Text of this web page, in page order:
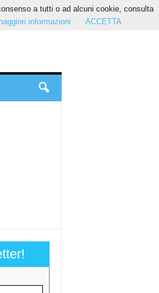
a tutti o ad alcuni cookie, consulta
informazioni ACCETTA